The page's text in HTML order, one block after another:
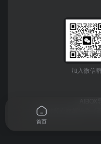
加入微信群
本网站所有数据均受《著
首页